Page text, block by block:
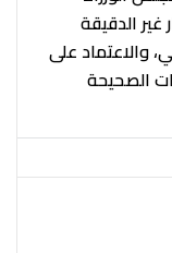
غير الدقيقة
والاعتماد على
الصحيحة